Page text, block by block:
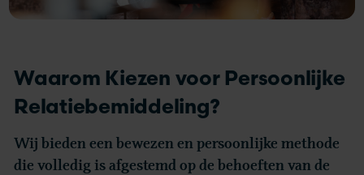
Waarom Kiezen voor Persoonlijke
Relatiebemiddeling?
Wij bieden een bewezen en persoonlijke methode
die volledig is afgestemd op de behoeften van de